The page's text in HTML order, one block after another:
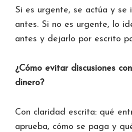
Si es urgente, se actúa y se
antes. Si no es urgente, lo
antes y dejarlo por escrito
¿Cómo evitar discusiones
dinero?
Con claridad escrita: qué
aprueba, cómo se paga y